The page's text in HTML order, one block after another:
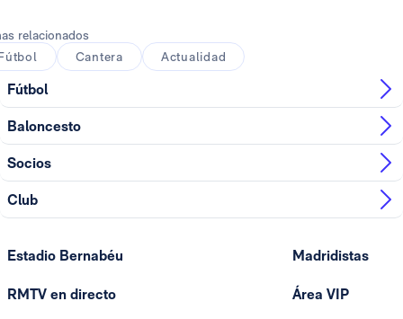
relacionados
Cantera Actualidad
Fútbol
Baloncesto
Socios
Club
Estadio Bernabéu
RMTV en directo
Madridistas
Área VIP